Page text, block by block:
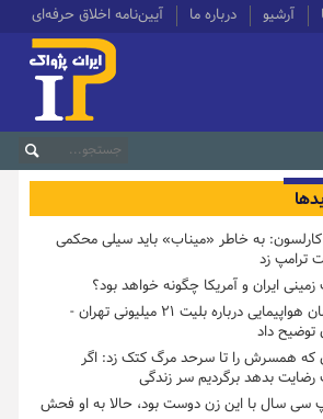
آرشیو درباره ما آیین‌نامه اخلاق حرفه‌ای
کارلسون: به خاطر «میناب» باید سیلی محکمی
ترامپ زد
ایران و آمریکا چگونه خواهد بود؟
سازمان هواپیمایی درباره بلیت ۲۱ میلیونی تهران -
توضیح داد
که همسرش را تا سرحد مرگ کتک زد: اگر
بدهد برگردیم سر زندگی
سی سال با این زن دوست بود، حالا به او فحش